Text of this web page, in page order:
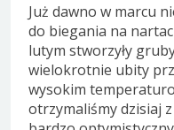
Już dawno w marcu
do biegania na
lutym stworzyły
wielokrotnie ubity
wysokim
otrzymaliśmy dzisiaj